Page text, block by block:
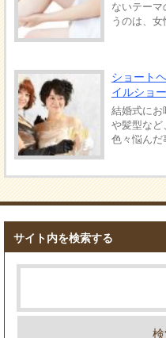
ないテー
うのは、
ショート
イルショ
結婚式にお
や髪型など
色々悩んだ
サイト内を検索する